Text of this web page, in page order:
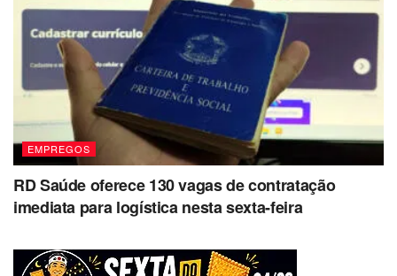
EMPREGOS
RD Saúde oferece 130 vagas de contratação
imediata para logística nesta sexta-feira